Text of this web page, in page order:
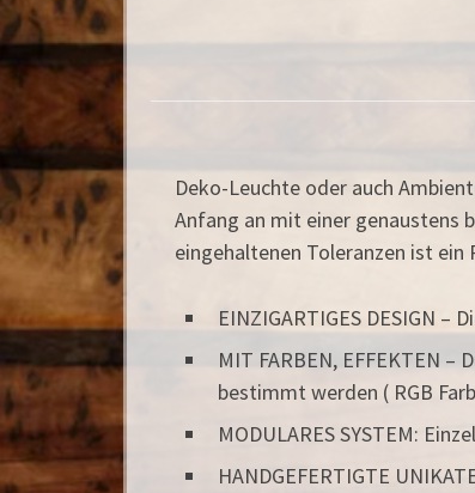
Deko-Leuchte oder auch
Anfang an mit einer genaustens
eingehaltenen Toleranzen ist ein
EINZIGARTIGES DESIGN
MIT FARBEN, EFFEKTEN
bestimmt werden ( RGB
MODULARES SYSTEM:
HANDGEFERTIGTE